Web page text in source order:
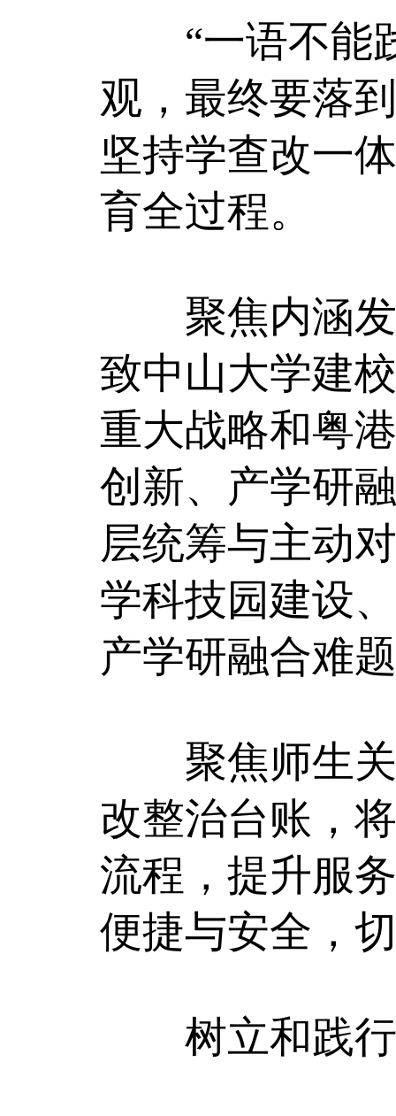
“一语不能践
观，最终要落
坚持学查改一
育全过程。
聚焦内涵发
致中山大学建
重大战略和粤
创新、产学研
层统筹与主动
学科技园建设
产学研融合难
聚焦师生关
改整治台账，
流程，提升服
便捷与安全，
树立和践行